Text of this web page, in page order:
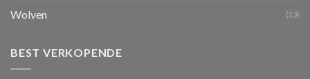
Wolven (13)
BEST VERKOPENDE